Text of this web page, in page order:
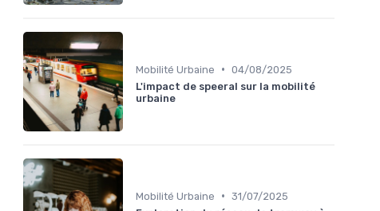
Mobilité Urbaine • 04/08/2025
L'impact de speeral sur la mobilité
urbaine
Mobilité Urbaine • 31/07/2025